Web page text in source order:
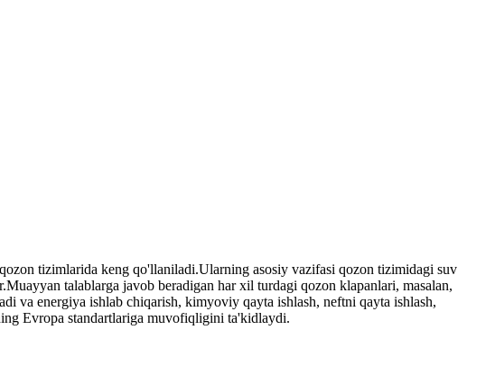
tizimlarida keng qo'llaniladi.Ularning asosiy vazifasi qozon tizimidagi suv
talablarga javob beradigan har xil turdagi qozon klapanlari, masalan,
va energiya ishlab chiqarish, kimyoviy qayta ishlash, neftni qayta ishlash,
Evropa standartlariga muvofiqligini ta'kidlaydi.